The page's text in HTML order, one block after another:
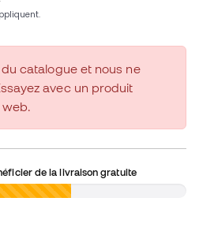
catalogue et nous ne
avec un produit
de la livraison gratuite